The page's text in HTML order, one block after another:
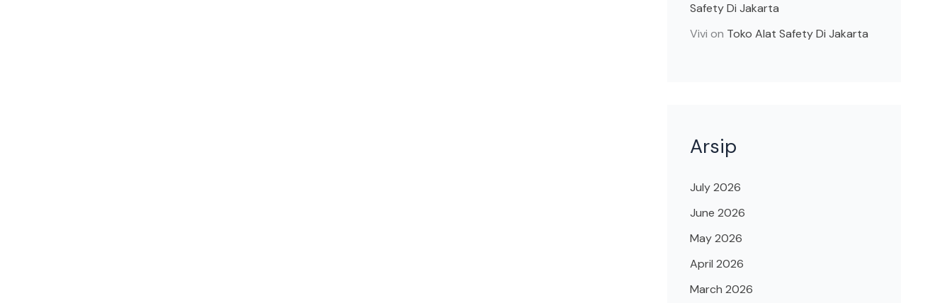
Safety Di Jakarta
Vivi on Toko Alat Safety Di Jakarta
Arsip
July 2026
June 2026
May 2026
April 2026
March 2026